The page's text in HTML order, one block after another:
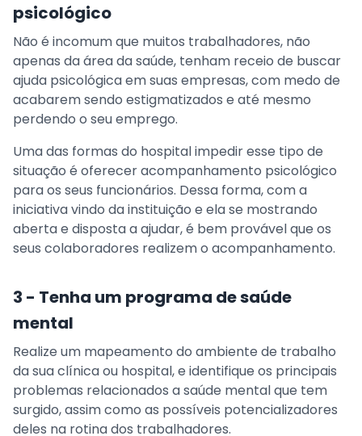
psicológico
Não é incomum que muitos trabalhadores, não
apenas da área da saúde, tenham receio de buscar
ajuda psicológica em suas empresas, com medo de
acabarem sendo estigmatizados e até mesmo
perdendo o seu emprego.
Uma das formas do hospital impedir esse tipo de
situação é oferecer acompanhamento psicológico
para os seus funcionários. Dessa forma, com a
iniciativa vindo da instituição e ela se mostrando
aberta e disposta a ajudar, é bem provável que os
seus colaboradores realizem o acompanhamento.
3 - Tenha um programa de saúde
mental
Realize um mapeamento do ambiente de trabalho
da sua clínica ou hospital, e identifique os principais
problemas relacionados a saúde mental que tem
surgido, assim como as possíveis potencializadores
deles na rotina dos trabalhadores.